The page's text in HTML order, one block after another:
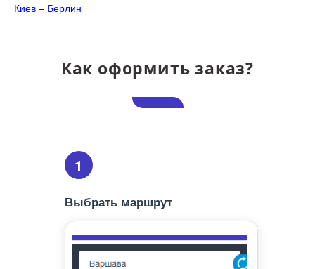
Киев – Берлин
Как оформить заказ?
1
Выбрать маршрут